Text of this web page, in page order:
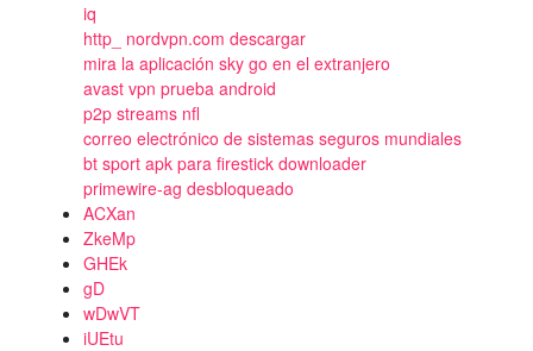
iq
http_ nordvpn.com descargar
mira la aplicación sky go en el extranjero
avast vpn prueba android
p2p streams nfl
correo electrónico de sistemas seguros mundiales
bt sport apk para firestick downloader
primewire-ag desbloqueado
ACXan
ZkeMp
GHEk
gD
wDwVT
iUEtu